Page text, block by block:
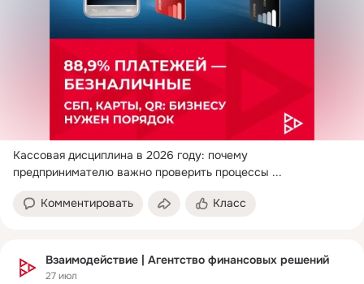
Кассовая дисциплина в 2026 году: почему
предпринимателю важно проверить процессы ...
Комментировать Класс
Взаимодействие | Агентство финансовых решений
27 июл